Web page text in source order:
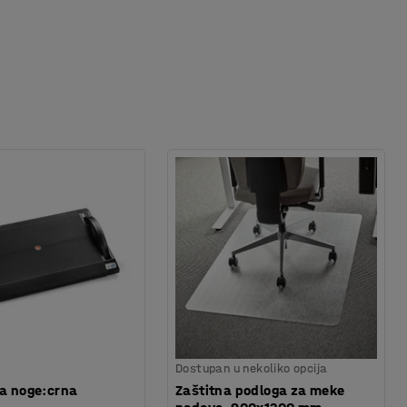
noge:crna
Dostupan u nekoliko opcija
Zaštitna podloga za meke